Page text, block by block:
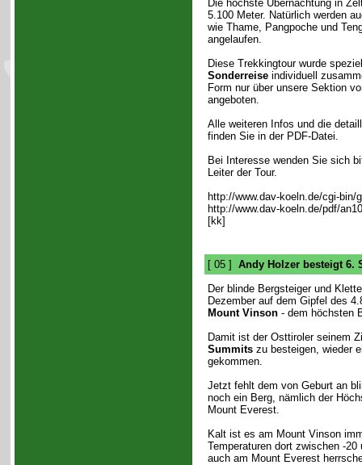
Die höchste Übernachtung in
5.100 Meter. Natürlich werden
wie Thame, Pangpoche und
angelaufen.
Diese Trekkingtour wurde
Sonderreiseindividuell
Form nur über unsere Sektion
angeboten.
Alle weiteren Infos und die
finden Sie in der PDF-Datei.
Bei Interesse wenden Sie sich
Leiter der Tour.
http://www.dav-koeln.de/cgi-bin/
http://www.dav-koeln.de/pdf/
[kk]
[ 05 ] Andy Holzer besteigt 6.
Der blinde Bergsteiger und
Dezember auf dem Gipfel des
Mount Vinson- dem höchsten
Damit ist der Osttiroler seinem
Summitszu besteigen, wieder
gekommen.
Jetzt fehlt dem von Geburt an
noch ein Berg, nämlich der
Mount Everest.
Kalt ist es am Mount Vinson
Temperaturen dort zwischen -
auch am Mount Everest